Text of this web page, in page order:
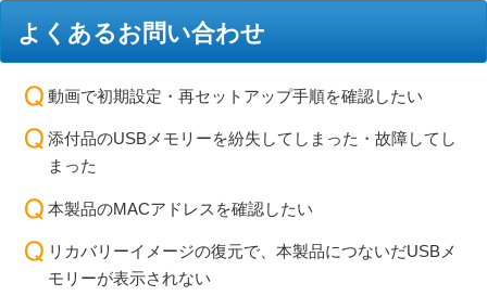
よくあるお問い合わせ
動画で初期設定・再セットアップ手順を確認したい
添付品のUSBメモリーを紛失してしまった・故障してし
まった
本製品のMACアドレスを確認したい
リカバリーイメージの復元で、本製品につないだUSBメ
モリーが表示されない